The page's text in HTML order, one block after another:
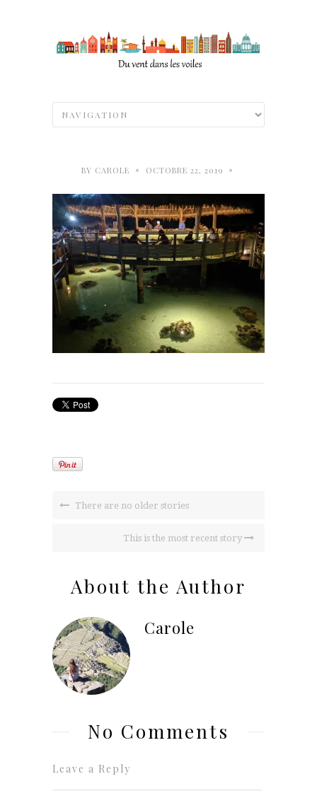
BY CAROLE • OCTOBRE 22, 2019 •
There are no older stories
This is the most recent story
About the Author
Carole
No Comments
Leave a Reply